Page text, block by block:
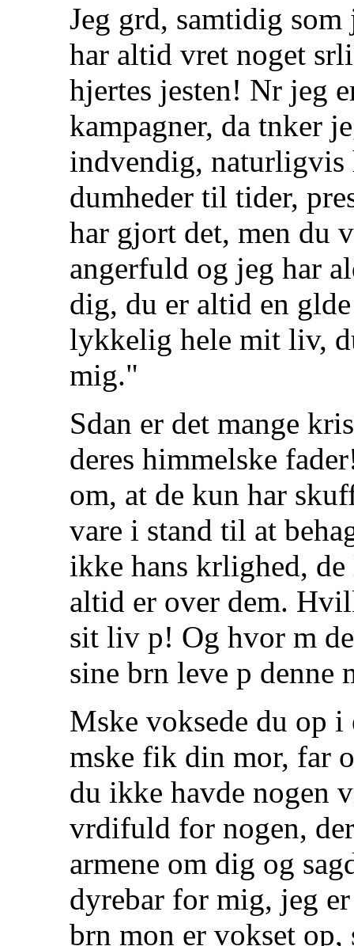
Jeg grd, samtidig
har altid vret noget
hjertes jesten! Nr jeg
kampagner, da tnker
indvendig, naturligvis
dumheder til tider,
har gjort det, men du
angerfuld og jeg har
dig, du er altid en
lykkelig hele mit liv,
mig."
Sdan er det mange
deres himmelske
om, at de kun har
vare i stand til at
ikke hans krlighed,
altid er over dem.
sit liv p! Og hvor m
sine brn leve p denne
Mske voksede du op
mske fik din mor, far
du ikke havde nogen
vrdifuld for nogen,
armene om dig og
dyrebar for mig, jeg
brn mon er vokset